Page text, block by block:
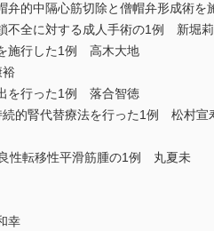
的中隔心筋切除と僧帽弁形成術
不全に対する成人手術の1例 新堀
施行した1例 高木大地
を行った1例 落合智徳
的腎代替療法を行った1例 松村宣
性転移性平滑筋腫の1例 丸夏未
幸